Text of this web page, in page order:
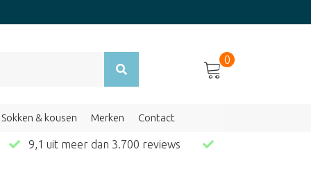
0
Sokken & kousen Merken Contact
9,1 uit meer dan 3.700 reviews